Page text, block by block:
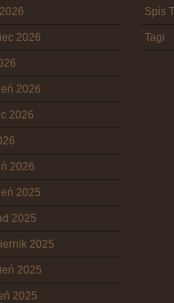
2026
2026
2026
2026
2025
2025
2025
2025
2025
Spis
Tagi